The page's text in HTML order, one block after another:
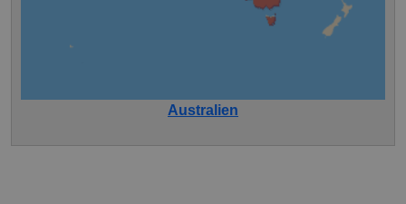
Australien